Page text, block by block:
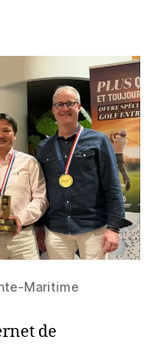
Maritime
de